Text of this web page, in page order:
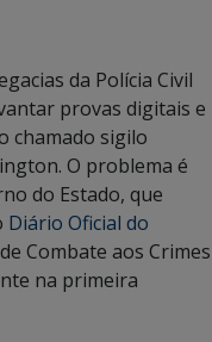
da Polícia Civil
provas digitais e
chamado sigilo
O problema é
do Estado, que
Diário Oficial do
Combate aos Crimes
na primeira